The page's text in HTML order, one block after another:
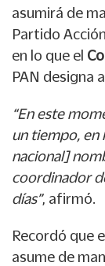
asumirá de
Partido
en lo que el
PAN designa
“En este
un tiempo, en
nacional]
coordinador
días”, afirmó.
Recordó que
asume de